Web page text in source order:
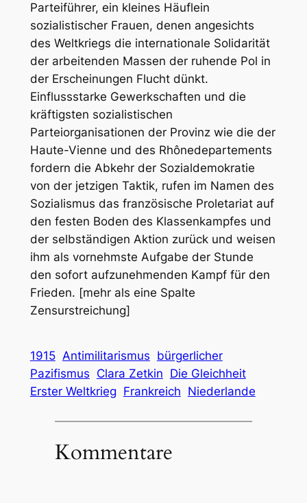
Parteiführer, ein kleines Häuflein
sozialistischer Frauen, denen angesichts
des Weltkriegs die internationale Solidarität
der arbeitenden Massen der ruhende Pol in
der Erscheinungen Flucht dünkt.
Einflussstarke Gewerkschaften und die
kräftigsten sozialistischen
Parteiorganisationen der Provinz wie die der
Haute-Vienne und des Rhônedepartements
fordern die Abkehr der Sozialdemokratie
von der jetzigen Taktik, rufen im Namen des
Sozialismus das französische Proletariat auf
den festen Boden des Klassenkampfes und
der selbständigen Aktion zurück und weisen
ihm als vornehmste Aufgabe der Stunde
den sofort aufzunehmenden Kampf für den
Frieden. [mehr als eine Spalte
Zensurstreichung]
1915 Antimilitarismus bürgerlicher
Pazifismus Clara Zetkin Die Gleichheit
Erster Weltkrieg Frankreich Niederlande
Kommentare